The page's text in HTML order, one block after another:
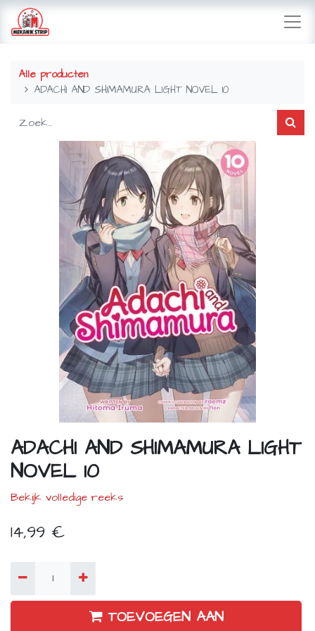
Alle producten
ADACHI AND SHIMAMURA LIGHT NOVEL 10
ADACHI AND SHIMAMURA LIGHT
NOVEL 10
Bekijk volledige reeks
14,99 €
TOEVOEGEN AAN